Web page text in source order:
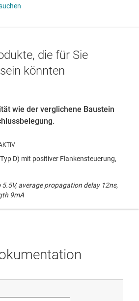
die für Sie
könnten
wie der verglichene Baustein
D) mit positiver Flankensteuerung,
average propagation delay 12ns,
9mA